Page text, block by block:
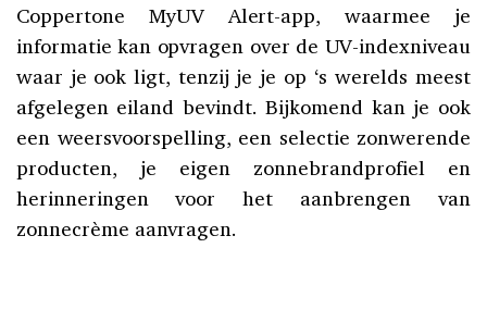
Coppertone MyUV Alert-app, waarmee je
informatie kan opvragen over de UV-indexniveau
waar je ook ligt, tenzij je je op ‘s werelds meest
afgelegen eiland bevindt. Bijkomend kan je ook
een weersvoorspelling, een selectie zonwerende
producten, je eigen zonnebrandprofiel en
herinneringen voor het aanbrengen van
zonnecrème aanvragen.